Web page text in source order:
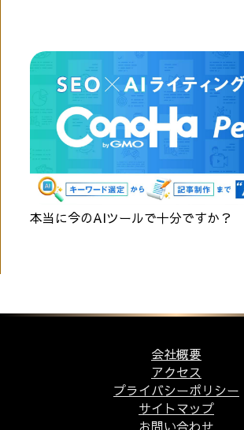
本当に今のAIツールで十分ですか？
会社概要
アクセス
プライバシーポリシー
サイトマップ
お問い合わせ